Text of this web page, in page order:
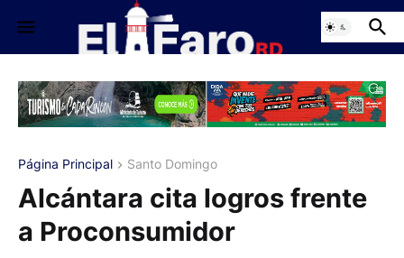
Página Principal Santo Domingo
Alcántara cita logros frente
a Proconsumidor